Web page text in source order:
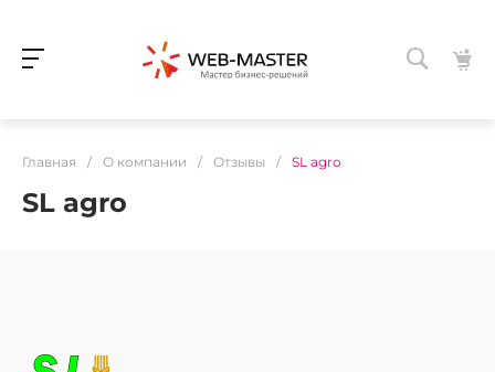
Главная / О компании / Отзывы / SL agro
SL agro